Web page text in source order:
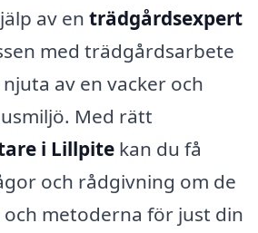
av en trädgårdsexpert
med trädgårdsarbete
av en vacker och
Med rätt
i Lillpite kan du få
och rådgivning om de
metoderna för just din